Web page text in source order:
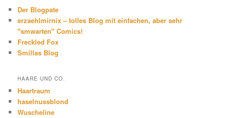
Der Blogpate
erzaehlmirnix – tolles Blog mit einfachen, aber sehr
"smwarten" Comics!
Freckled Fox
Smillas Blog
HAARE UND CO.
Haartraum
haselnussblond
Wuscheline